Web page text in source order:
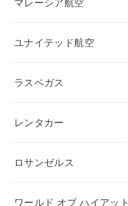
マレーシア航空
ユナイテッド航空
ラスベガス
レンタカー
ロサンゼルス
ワールド オブ ハイアット